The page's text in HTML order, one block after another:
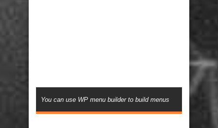
You can use WP menu builder to build menus